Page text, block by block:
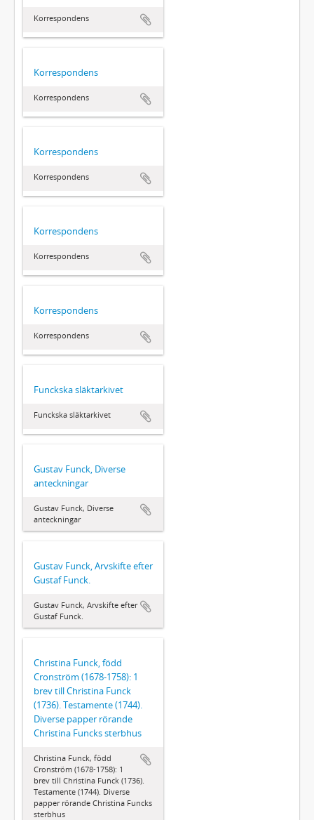
Korrespondens
Korrespondens
Korrespondens
Korrespondens
Korrespondens
Korrespondens
Korrespondens
Korrespondens
Korrespondens
Funckska släktarkivet
Funckska släktarkivet
Gustav Funck, Diverse
anteckningar
Gustav Funck, Diverse
anteckningar
Gustav Funck, Arvskifte efter
Gustaf Funck.
Gustav Funck, Arvskifte efter
Gustaf Funck.
Christina Funck, född
Cronström (1678-1758): 1
brev till Christina Funck
(1736). Testamente (1744).
Diverse papper rörande
Christina Funcks sterbhus
Christina Funck, född
Cronström (1678-1758): 1
brev till Christina Funck (1736).
Testamente (1744). Diverse
papper rörande Christina Funcks
sterbhus